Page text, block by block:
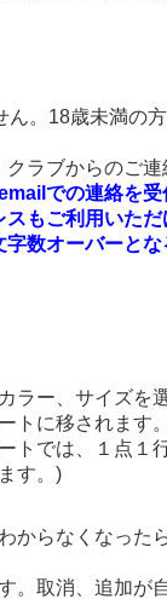
。18歳未満の
ラブからのご
での連絡を
もご利用いた
数オーバーと
ラー、サイズを
トに移されます
トでは、１点１
す。)
からなくなった
。取消、追加が